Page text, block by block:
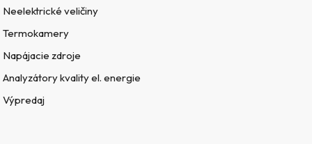
Neelektrické veličiny
Termokamery
Napájacie zdroje
Analyzátory kvality el. energie
Výpredaj